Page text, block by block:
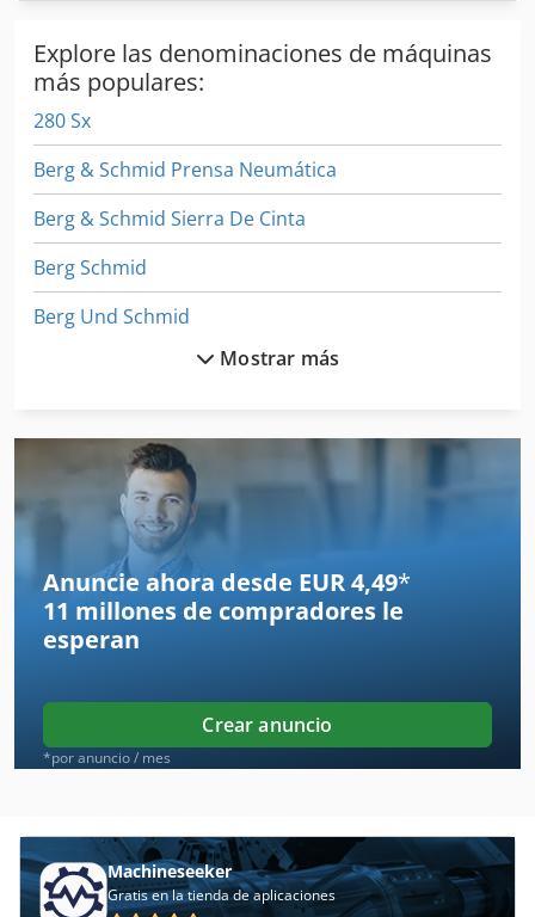
Explore las denominaciones de máquinas
más populares:
280 Sx
Berg & Schmid Prensa Neumática
Berg & Schmid Sierra De Cinta
Berg Schmid
Berg Und Schmid
Bergmann Royal 28 S
Bernardo Bm 20 T
Bernardo Bm 20 Vario
Bernardo Lbm 200
Dispositivo De Recogida De Aceites Usados
Herramientas Para
Lehmann Und Michels
Maquina Para
Máquina De Desbarbado
Mostrar más
Anuncie ahora desde EUR 4,49*
11 millones de compradores le
esperan
Crear anuncio
*por anuncio / mes
Machineseeker
Gratis en la tienda de aplicaciones